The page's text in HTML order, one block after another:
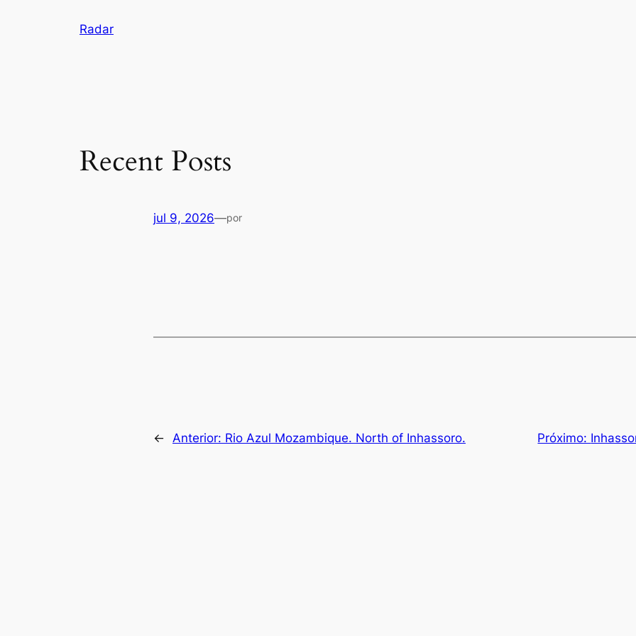
Radar
Recent Posts
jul 9, 2026—por
← Anterior: Rio Azul Mozambique. North of Inhassoro. Próximo: